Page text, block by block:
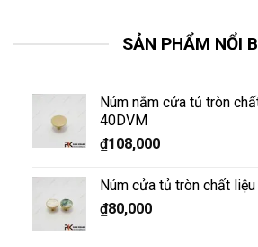
SẢN PHẨM NỔI
Núm nắm cửa tủ tròn
40DVM
₫108,000
Núm cửa tủ tròn chất
₫80,000